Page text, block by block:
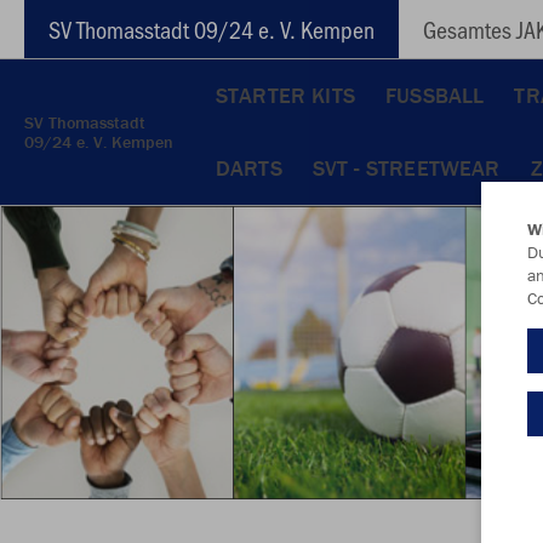
SV Thomasstadt 09/24 e. V. Kempen Gesamtes
SV Thomasstadt
09/24 e. V. Kempen
STARTER KITS FUSSBALL
DARTS SVT - STREETWEAR